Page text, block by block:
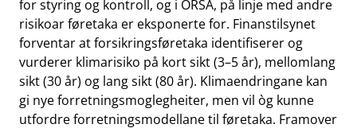
for styring og kontroll, og i ORSA, på linje med andre
risikoar føretaka er eksponerte for. Finanstilsynet
forventar at forsikringsføretaka identifiserer og
vurderer klimarisiko på kort sikt (3–5 år), mellomlang
sikt (30 år) og lang sikt (80 år). Klimaendringane kan
gi nye forretningsmoglegheiter, men vil òg kunne
utfordre forretningsmodellane til føretaka. Framover